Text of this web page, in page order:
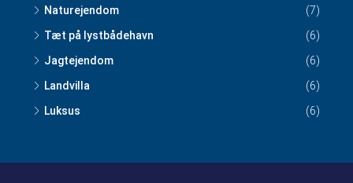
Naturejendom
(7)
Tæt på lystbådehavn
(6)
Jagtejendom
(6)
Landvilla
(6)
Luksus
(6)